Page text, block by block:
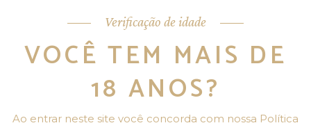
Verificação de idade
VOCÊ TEM MAIS DE
18 ANOS?
Ao entrar neste site você concorda com nossa Política
ML FEITO COM CAFÉ
ARÁBICA - TEXTURA
MARCANTE